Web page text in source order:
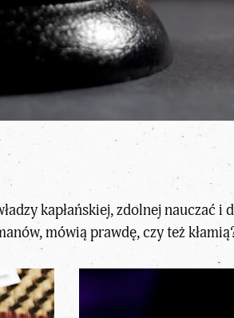
kapłańskiej, zdolnej nauczać
mówią prawdę, czy też